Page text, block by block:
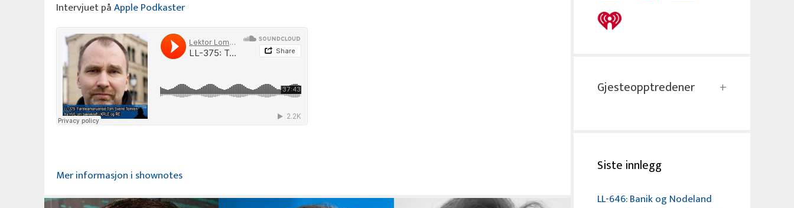
Intervjuet påApple Podkaster
Mer informasjon i shownotes
Gjesteopptredener
Siste innlegg
LL-646: Banik og Nodeland